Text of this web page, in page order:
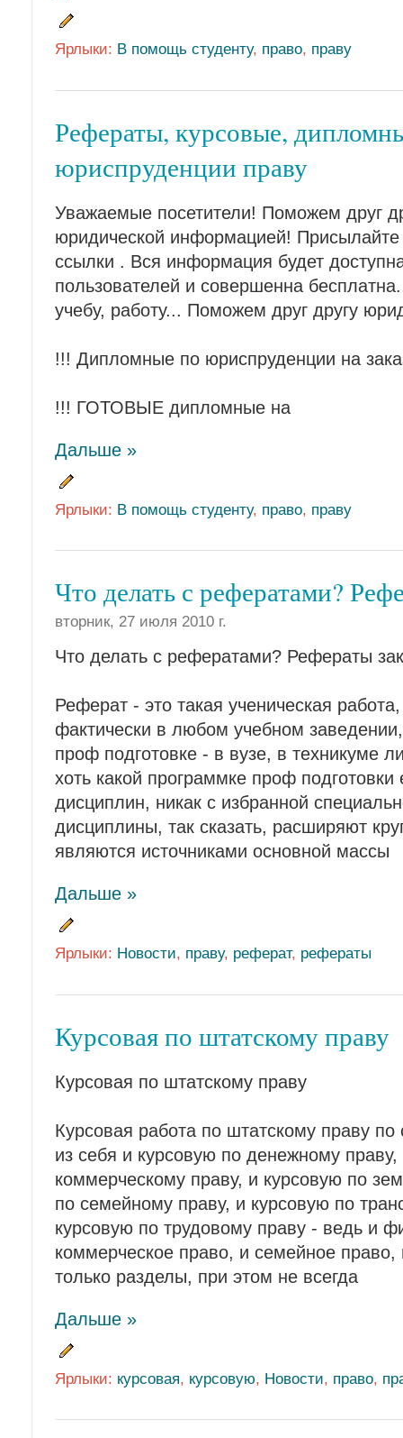
Ярлыки: В помощь студенту, право, праву
Рефераты, курсовые,
юриспруденции праву
Уважаемые посетители! Поможем друг
юридической информацией!
ссылки . Вся информация будет
пользователей и совершенна
учебу, работу... Поможем друг другу
!!! Дипломные по юриспруденции на
!!! ГОТОВЫЕ дипломные на
Дальше »
Ярлыки: В помощь студенту, право, праву
Что делать с рефератами?
вторник, 27 июля 2010 г.
Что делать с рефератами? Рефераты
Реферат - это такая ученическая
фактически в любом учебном
проф подготовке - в вузе, в техникуме
хоть какой программке проф
дисциплин, никак с избранной
дисциплины, так сказать, расширяют
являются источниками основной массы
Дальше »
Ярлыки: Новости, праву, реферат, рефераты
Курсовая по штатскому праву
Курсовая по штатскому праву
Курсовая работа по штатскому праву по
из себя и курсовую по денежному
коммерческому праву, и курсовую по
по семейному праву, и курсовую по
курсовую по трудовому праву - ведь и
коммерческое право, и семейное право,
только разделы, при этом не всегда
Дальше »
Ярлыки: курсовая, курсовую, Новости, право,